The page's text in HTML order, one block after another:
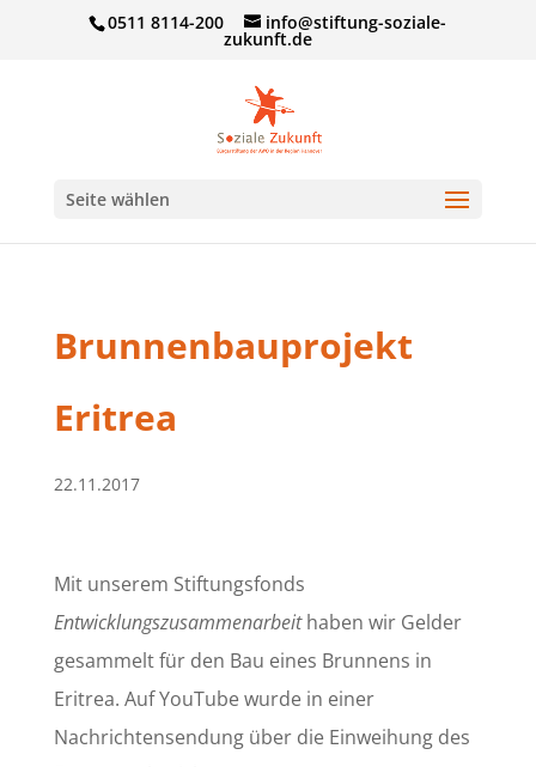
0511 8114-200 info@stiftung-soziale-
zukunft.de
Seite wählen
Brunnenbauprojekt
Eritrea
22.11.2017
Mit unserem Stiftungsfonds
Entwicklungszusammenarbeithaben wir Gelder
gesammelt für den Bau eines Brunnens in
Eritrea. Auf YouTube wurde in einer
Nachrichtensendung über die Einweihung des